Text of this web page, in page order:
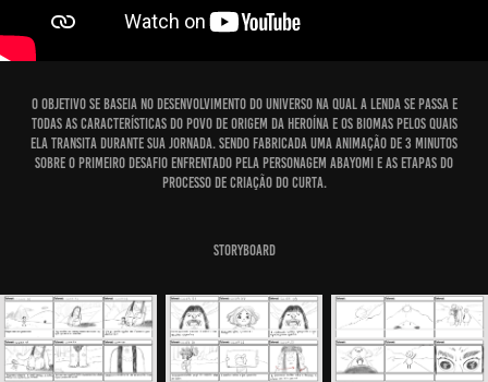
O objetivo se baseia no desenvolvimento do universo na qual a lenda se passa e
todas as características do povo de origem da heroína e os biomas pelos quais
ela transita durante sua jornada. Sendo fabricada uma animação de 3 minutos
sobre o primeiro desafio enfrentado pela personagem Abayomi e as etapas do
processo de criação do curta.
Storyboard